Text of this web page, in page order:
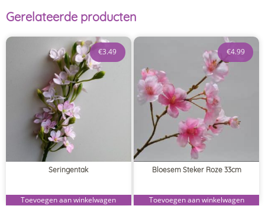
Gerelateerde producten
Seringentak
€3.49
Toevoegen aan winkelwagen
Bloesem Steker Roze 33cm
€4.99
Toevoegen aan winkelwagen